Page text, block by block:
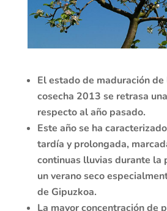
El estado de maduración
cosecha 2013 se retrasa
respecto al año pasado.
Este año se ha
tardía y prolongada,
continuas lluvias durante la
un verano seco
de Gipuzkoa.
La mayor concentración de